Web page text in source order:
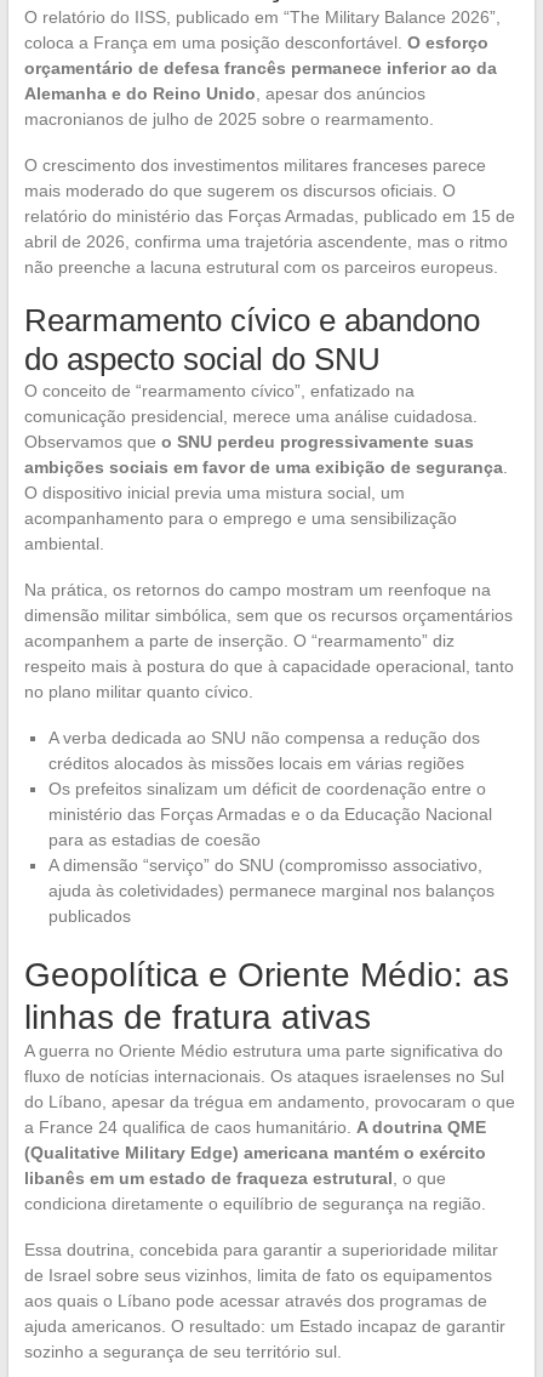
O relatório do IISS, publicado em “The Military Balance 2026”,
coloca a França em uma posição desconfortável. O esforço
orçamentário de defesa francês permanece inferior ao da
Alemanha e do Reino Unido , apesar dos anúncios
macronianos de julho de 2025 sobre o rearmamento.
O crescimento dos investimentos militares franceses parece
mais moderado do que sugerem os discursos oficiais. O
relatório do ministério das Forças Armadas, publicado em 15 de
abril de 2026, confirma uma trajetória ascendente, mas o ritmo
não preenche a lacuna estrutural com os parceiros europeus.
Rearmamento cívico e abandono
do aspecto social do SNU
O conceito de “rearmamento cívico”, enfatizado na
comunicação presidencial, merece uma análise cuidadosa.
Observamos que o SNU perdeu progressivamente suas
ambições sociais em favor de uma exibição de segurança.
O dispositivo inicial previa uma mistura social, um
acompanhamento para o emprego e uma sensibilização
ambiental.
Na prática, os retornos do campo mostram um reenfoque na
dimensão militar simbólica, sem que os recursos orçamentários
acompanhem a parte de inserção. O “rearmamento” diz
respeito mais à postura do que à capacidade operacional, tanto
no plano militar quanto cívico.
A verba dedicada ao SNU não compensa a redução dos
créditos alocados às missões locais em várias regiões
Os prefeitos sinalizam um déficit de coordenação entre o
ministério das Forças Armadas e o da Educação Nacional
para as estadias de coesão
A dimensão “serviço” do SNU (compromisso associativo,
ajuda às coletividades) permanece marginal nos balanços
publicados
Geopolítica e Oriente Médio: as
linhas de fratura ativas
A guerra no Oriente Médio estrutura uma parte significativa do
fluxo de notícias internacionais. Os ataques israelenses no Sul
do Líbano, apesar da trégua em andamento, provocaram o que
a France 24 qualifica de caos humanitário. A doutrina QME
(Qualitative Military Edge) americana mantém o exército
libanês em um estado de fraqueza estrutural , o que
condiciona diretamente o equilíbrio de segurança na região.
Essa doutrina, concebida para garantir a superioridade militar
de Israel sobre seus vizinhos, limita de fato os equipamentos
aos quais o Líbano pode acessar através dos programas de
ajuda americanos. O resultado: um Estado incapaz de garantir
sozinho a segurança de seu território sul.